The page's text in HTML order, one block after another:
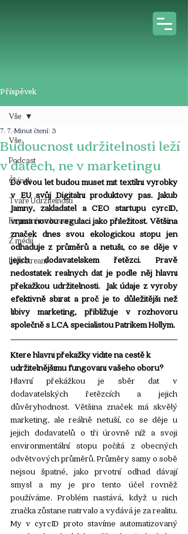
Příspěvek
Vše
Podcast
Článek
Tváře Udržitelnosti
Expertní rozhovory
Z médií
Live stream
Vše
Budoucnost udržitelnosti leží
v datech, ne v marketingu
7. 7. Minut čtení: 3
Do dvou let budou muset mít textilní výrobky
v EU svůj Digitální produktový pas. Jakub
Jamný, zakladatel a CEO startupu cyrcID,
vnímá novou regulaci jako příležitost. Většina
značek dnes svou ekologickou stopu jen
odhaduje z průměrů a netuší, co se děje v
jejich dodavatelském řetězci. Právě
nedostatek reálných dat je podle něj hlavní
překážkou udržitelnosti.  Jak údaje z výroby
efektivně sbírat a proč je to důležitější než
líbivý marketing, přibližuje v rozhovoru
společně s LCA specialistou Patrikem Hollým.
Které hlavní překážky vidíte na cestě k
udržitelnějšímu fungování vašeho oboru?
Hlavní překážkou je sběr dat v
dodavatelských řetězcích a jejich
důvěryhodnost. Většina značek má skvělý
marketing, ale reálně netuší, co se děje u
jejich dodavatelů o tři úrovně níž a svoji
environmentální stopu počítá z obecných
odvětvových průměrů. Průměry samy o sobě
nejsou špatné, jako prvotní odhad dávají
smysl a my je pro tento účel rovněž
používáme. Problém nastává, když u nich
značka zůstane natrvalo a vydává je za realitu.
My v cyrcID proto stavíme automatizovaný